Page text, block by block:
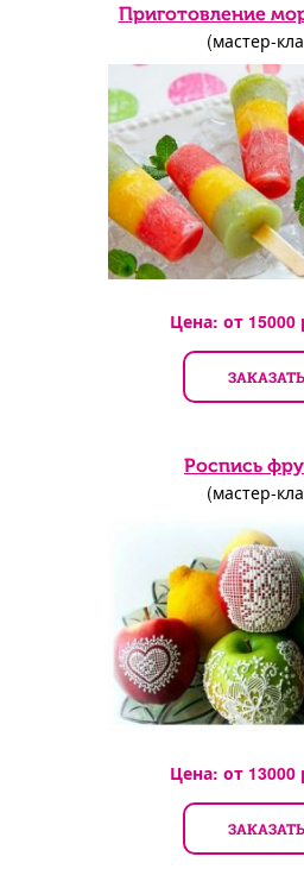
Приготовление
(мастер-
Цена: от 15000
ЗАКАЗАТЬ
Роспись
(мастер-
Цена: от 13000
ЗАКАЗАТЬ